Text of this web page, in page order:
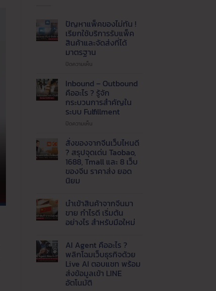
ปัญหาแพ็คของไม่ทัน !
เรียกใช้บริการรับแพ็ค
สินค้าและจัดส่งที่ได้
มาตรฐาน
ปิดความเห็นบน
แพ็ค
ของ
ไม่ทัน
!
เรียก
ใช้
แพ็ค
สินค้า
และ
จัด
มาตรฐาน
Inbound – Outbound
คืออะไร ? รู้จัก
กระบวนการสำคัญใน
ระบบ Fulfillment
ปิดความเห็นบน
–
Outbound
คือ
อะไร
?
สำคัญ
ใน
ระบบ
Fulfillment
สั่งของจากจีนเว็บไหนดี
? สรุปจุดเด่น Taobao,
1688, Tmall และ 8 เว็บ
ของจีน ราคาส่ง ยอด
นิยม
เห็น
บน
สั่ง
ของ
เว็บ
ไหน
ดี
?
สรุป
จุด
เด่น
Taobao,
นำเข้าสินค้าจากจีนมา
ขาย กำไรดี เริ่มต้น
อย่างไร สำหรับมือใหม่
เห็น
บน
นำ
เข้า
สินค้า
จาก
จีน
AI Agent คืออะไร ?
พลิกโฉมเว็บธุรกิจด้วย
Live AI ตอบแชท พร้อม
ส่งข้อมูลเข้า LINE
อัตโนมัติ